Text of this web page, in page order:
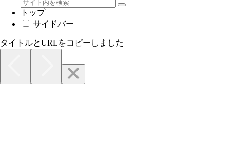
トップ
サイドバー
タイトルとURLをコピーしました